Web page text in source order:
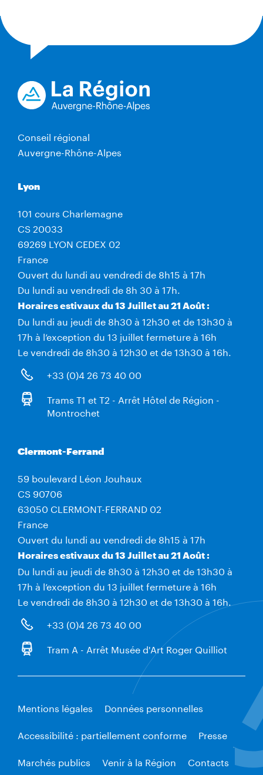
Conseil régional
Auvergne-Rhône-Alpes
Lyon
101 cours Charlemagne
CS 20033
69269 LYON CEDEX 02
France
Ouvert du lundi au vendredi de 8h15 à 17h
Du lundi au vendredi de 8h 30 à 17h.
Horaires estivaux du 13 Juillet au 21 Août :
Du lundi au jeudi de 8h30 à 12h30 et de 13h30 à
17h à l’exception du 13 juillet fermeture à 16h
Le vendredi de 8h30 à 12h30 et de 13h30 à 16h.
+33 (0)4 26 73 40 00
Trams T1 et T2 - Arrêt Hôtel de Région -
Montrochet
Clermont-Ferrand
59 boulevard Léon Jouhaux
CS 90706
63050 CLERMONT-FERRAND 02
France
Ouvert du lundi au vendredi de 8h15 à 17h
Horaires estivaux du 13 Juillet au 21 Août :
Du lundi au jeudi de 8h30 à 12h30 et de 13h30 à
17h à l’exception du 13 juillet fermeture à 16h
Le vendredi de 8h30 à 12h30 et de 13h30 à 16h.
+33 (0)4 26 73 40 00
Tram A - Arrêt Musée d'Art Roger Quilliot
Mentions légales
Données personnelles
Accessibilité : partiellement conforme
Presse
Marchés publics
Venir à la Région Contacts